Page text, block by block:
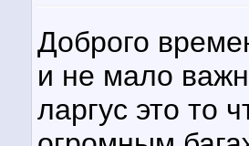
Доброго
и не мало
ларгус это то